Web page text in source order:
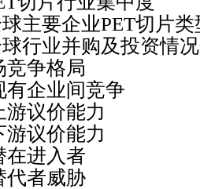
企业PET切片类
并购及投资情况
争格局
业间竞争
价能力
价能力
入者
威胁